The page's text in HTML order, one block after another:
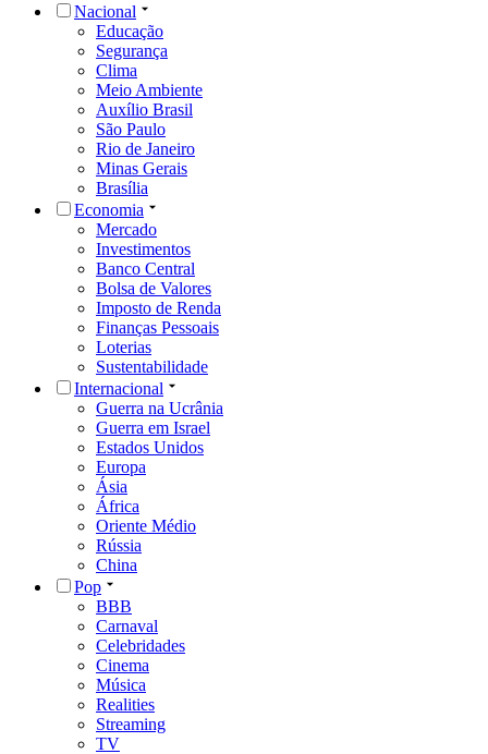
Nacional
Educação
Segurança
Clima
Meio Ambiente
Auxílio Brasil
São Paulo
Rio de Janeiro
Minas Gerais
Brasília
Economia
Mercado
Investimentos
Banco Central
Bolsa de Valores
Imposto de Renda
Finanças Pessoais
Loterias
Sustentabilidade
Internacional
Guerra na Ucrânia
Guerra em Israel
Estados Unidos
Europa
Ásia
África
Oriente Médio
Rússia
China
Pop
BBB
Carnaval
Celebridades
Cinema
Música
Realities
Streaming
TV